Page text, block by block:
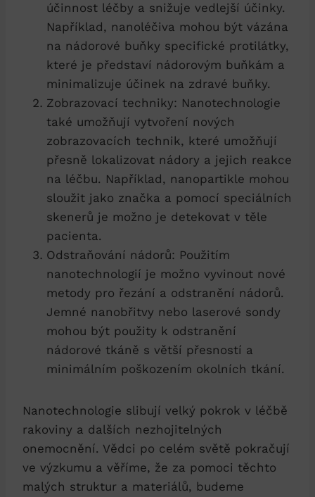
účinnost léčby a snižuje vedlejší účinky.
Například, nanoléčiva mohou být vázána
na nádorové buňky specifické protilátky,
které je představí nádorovým buňkám a
minimalizuje účinek na zdravé buňky.
Zobrazovací techniky: Nanotechnologie
také umožňují vytvoření nových
zobrazovacích technik, které umožňují
přesně lokalizovat nádory a jejich reakce
na léčbu. Například, nanopartikle mohou
sloužit jako značka a pomocí speciálních
skenerů je možno je detekovat v těle
pacienta.
Odstraňování nádorů: Použitím
nanotechnologií je možno vyvinout nové
metody pro řezání a odstranění nádorů.
Jemné nanobřitvy nebo laserové sondy
mohou být použity k odstranění
nádorové tkáně s větší přesností a
minimálním poškozením okolních tkání.
Nanotechnologie slibují velký pokrok v léčbě
rakoviny a dalších nezhojitelných
onemocnění. Vědci po celém světě pokračují
ve výzkumu a věříme, že za pomoci těchto
malých struktur a materiálů, budeme